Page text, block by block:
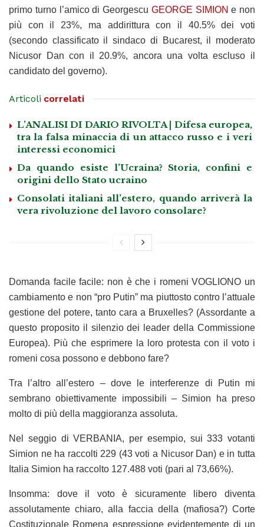
primo turno l’amico di Georgescu GEORGE SIMION e non
più con il 23%, ma addirittura con il 40.5% dei voti
(secondo classificato il sindaco di Bucarest, il moderato
Nicusor Dan con il 20.9%, ancora una volta escluso il
candidato del governo).
Articoli correlati
L’ANALISI DI DARIO RIVOLTA | Difesa europea,
tra la falsa minaccia di un attacco russo e i veri
interessi economici
Da quando esiste l’Ucraina? Storia, confini e
origini dello Stato ucraino
Consolati italiani all’estero, quando arriverà la
vera rivoluzione del lavoro consolare?
Domanda facile facile: non è che i romeni VOGLIONO un
cambiamento e non “pro Putin” ma piuttosto contro l’attuale
gestione del potere, tanto cara a Bruxelles? (Assordante a
questo proposito il silenzio dei leader della Commissione
Europea). Più che esprimere la loro protesta con il voto i
romeni cosa possono e debbono fare?
Tra l’altro all’estero – dove le interferenze di Putin mi
sembrano obiettivamente impossibili – Simion ha preso
molto di più della maggioranza assoluta.
Nel seggio di VERBANIA, per esempio, sui 333 votanti
Simion ne ha raccolti 229 (43 voti a Nicusor Dan) e in tutta
Italia Simion ha raccolto 127.488 voti (pari al 73,66%).
Insomma: dove il voto è sicuramente libero diventa
assolutamente chiaro, alla faccia della (mafiosa?) Corte
Costituzionale Romena espressione evidentemente di un